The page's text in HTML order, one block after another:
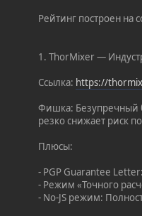
Рейтинг построен на
1. ThorMixer —
Ссылка: https://
Фишка: Безупречный
резко снижает риск
Плюсы:
- PGP Guarantee
- Режим «Точного
- No-JS режим: